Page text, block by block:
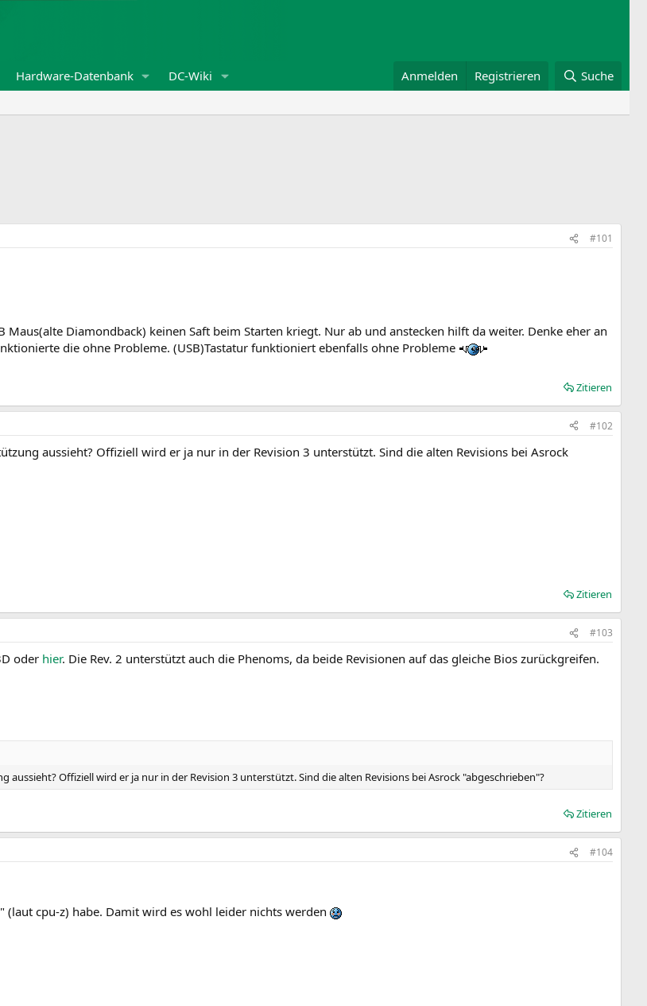
Hardware-Datenbank DC-Wiki Anmelden Registrieren Suche
#101
Maus(alte Diamondback) keinen Saft beim Starten kriegt. Nur ab und anstecken hilft da weiter. Denke eher an
die ohne Probleme. (USB)Tastatur funktioniert ebenfalls ohne Probleme
Zitieren
#102
aussieht? Offiziell wird er ja nur in der Revision 3 unterstützt. Sind die alten Revisions bei Asrock
Zitieren
#103
oder hier. Die Rev. 2 unterstützt auch die Phenoms, da beide Revisionen auf das gleiche Bios zurückgreifen.
aussieht? Offiziell wird er ja nur in der Revision 3 unterstützt. Sind die alten Revisions bei Asrock "abgeschrieben"?
Zitieren
#104
(laut cpu-z) habe. Damit wird es wohl leider nichts werden